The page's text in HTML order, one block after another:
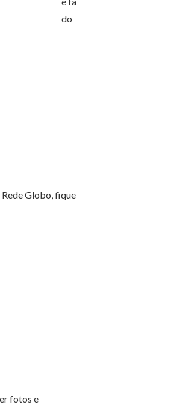
do
Globo, fique
fotos e